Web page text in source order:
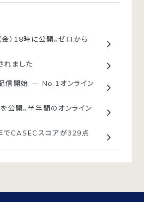
）18時に公開。ゼロから
れました
配信開始 ― No.1オンライン
公開。半年間のオンライン
でCASECスコアが329点